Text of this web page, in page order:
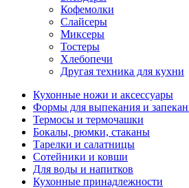
Кофемолки
Слайсеры
Миксеры
Тостеры
Хлебопечи
Другая техника для кухни
Кухонные ножи и аксессуары
Формы для выпекания и
Термосы и термочашки
Бокалы, рюмки, стаканы
Тарелки и салатницы
Сотейники и ковши
Для воды и напитков
Кухонные принадлежности